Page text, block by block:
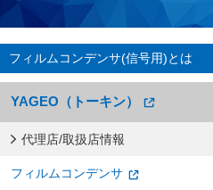
フィルムコンデンサ(信号用)とは
YAGEO（トーキン）
代理店/取扱店情報
フィルムコンデンサ